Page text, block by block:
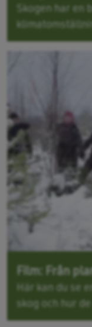
Skogen har en
Film: Från
Här kan du se
skog och hur